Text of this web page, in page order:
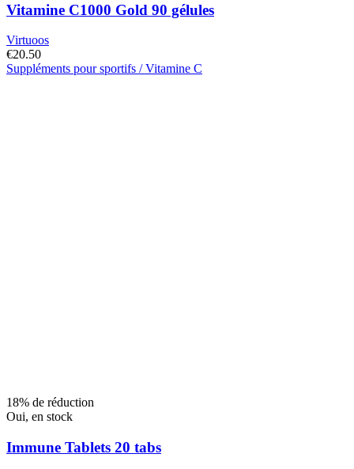
Vitamine C1000 Gold 90 gélules
Virtuoos
€20.50
Suppléments pour sportifs / Vitamine C
18% de réduction
Oui, en stock
Immune Tablets 20 tabs